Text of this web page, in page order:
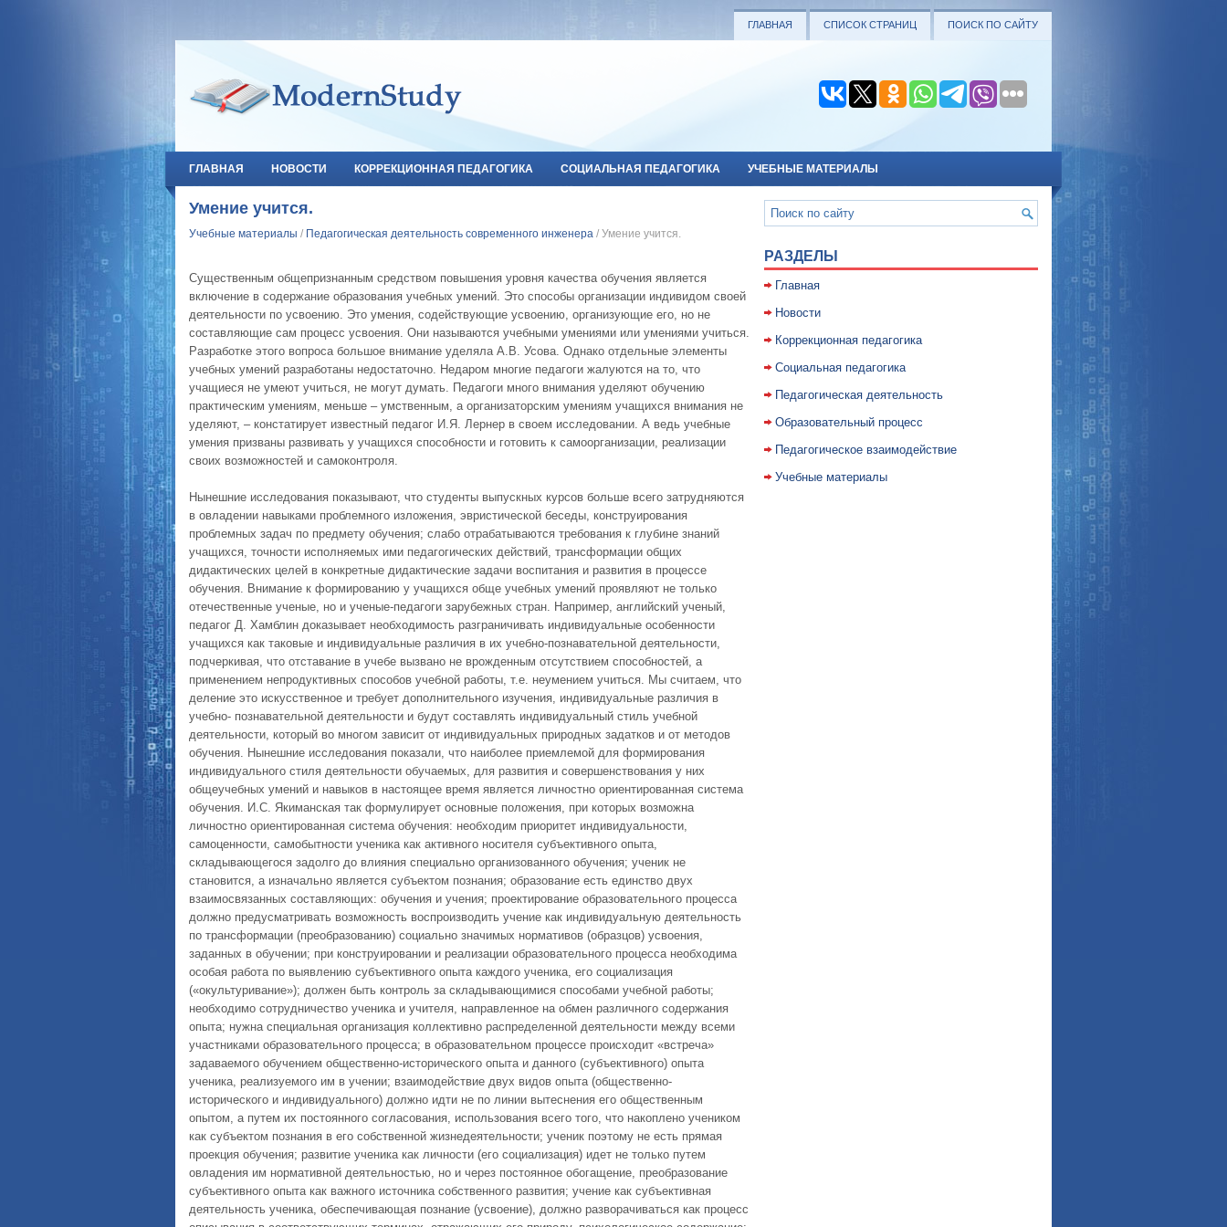
ГЛАВНАЯ СПИСОК СТРАНИЦ ПОИСК ПО САЙТУ
ГЛАВНАЯ НОВОСТИ КОРРЕКЦИОННАЯ ПЕДАГОГИКА СОЦИАЛЬНАЯ ПЕДАГОГИКА УЧЕБНЫЕ МАТЕРИАЛЫ
Умение учится.
Учебные материалы / Педагогическая деятельность современного инженера / Умение учится.
Существенным общепризнанным средством повышения уровня качества обучения является
включение в содержание образования учебных умений. Это способы организации индивидом своей
деятельности по усвоению. Это умения, содействующие усвоению, организующие его, но не
составляющие сам процесс усвоения. Они называются учебными умениями или умениями учиться.
Разработке этого вопроса большое внимание уделяла А.В. Усова. Однако отдельные элементы
учебных умений разработаны недостаточно. Недаром многие педагоги жалуются на то, что
учащиеся не умеют учиться, не могут думать. Педагоги много внимания уделяют обучению
практическим умениям, меньше – умственным, а организаторским умениям учащихся внимания не
уделяют, – констатирует известный педагог И.Я. Лернер в своем исследовании. А ведь учебные
умения призваны развивать у учащихся способности и готовить к самоорганизации, реализации
своих возможностей и самоконтроля.
Нынешние исследования показывают, что студенты выпускных курсов больше всего затрудняются
в овладении навыками проблемного изложения, эвристической беседы, конструирования
проблемных задач по предмету обучения; слабо отрабатываются требования к глубине знаний
учащихся, точности исполняемых ими педагогических действий, трансформации общих
дидактических целей в конкретные дидактические задачи воспитания и развития в процессе
обучения. Внимание к формированию у учащихся обще учебных умений проявляют не только
отечественные ученые, но и ученые-педагоги зарубежных стран. Например, английский ученый,
педагог Д. Хамблин доказывает необходимость разграничивать индивидуальные особенности
учащихся как таковые и индивидуальные различия в их учебно-познавательной деятельности,
подчеркивая, что отставание в учебе вызвано не врожденным отсутствием способностей, а
применением непродуктивных способов учебной работы, т.е. неумением учиться. Мы считаем, что
деление это искусственное и требует дополнительного изучения, индивидуальные различия в
учебно- познавательной деятельности и будут составлять индивидуальный стиль учебной
деятельности, который во многом зависит от индивидуальных природных задатков и от методов
обучения. Нынешние исследования показали, что наиболее приемлемой для формирования
индивидуального стиля деятельности обучаемых, для развития и совершенствования у них
общеучебных умений и навыков в настоящее время является личностно ориентированная система
обучения. И.С. Якиманская так формулирует основные положения, при которых возможна
личностно ориентированная система обучения: необходим приоритет индивидуальности,
самоценности, самобытности ученика как активного носителя субъективного опыта,
складывающегося задолго до влияния специально организованного обучения; ученик не
становится, а изначально является субъектом познания; образование есть единство двух
взаимосвязанных составляющих: обучения и учения; проектирование образовательного процесса
должно предусматривать возможность воспроизводить учение как индивидуальную деятельность
по трансформации (преобразованию) социально значимых нормативов (образцов) усвоения,
заданных в обучении; при конструировании и реализации образовательного процесса необходима
особая работа по выявлению субъективного опыта каждого ученика, его социализация
(«окультуривание»); должен быть контроль за складывающимися способами учебной работы;
необходимо сотрудничество ученика и учителя, направленное на обмен различного содержания
опыта; нужна специальная организация коллективно распределенной деятельности между всеми
участниками образовательного процесса; в образовательном процессе происходит «встреча»
задаваемого обучением общественно-исторического опыта и данного (субъективного) опыта
ученика, реализуемого им в учении; взаимодействие двух видов опыта (общественно-
исторического и индивидуального) должно идти не по линии вытеснения его общественным
опытом, а путем их постоянного согласования, использования всего того, что накоплено учеником
как субъектом познания в его собственной жизнедеятельности; ученик поэтому не есть прямая
проекция обучения; развитие ученика как личности (его социализация) идет не только путем
овладения им нормативной деятельностью, но и через постоянное обогащение, преобразование
субъективного опыта как важного источника собственного развития; учение как субъективная
деятельность ученика, обеспечивающая познание (усвоение), должно разворачиваться как процесс
РАЗДЕЛЫ
Главная
Новости
Коррекционная педагогика
Социальная педагогика
Педагогическая деятельность
Образовательный процесс
Педагогическое взаимодействие
Учебные материалы